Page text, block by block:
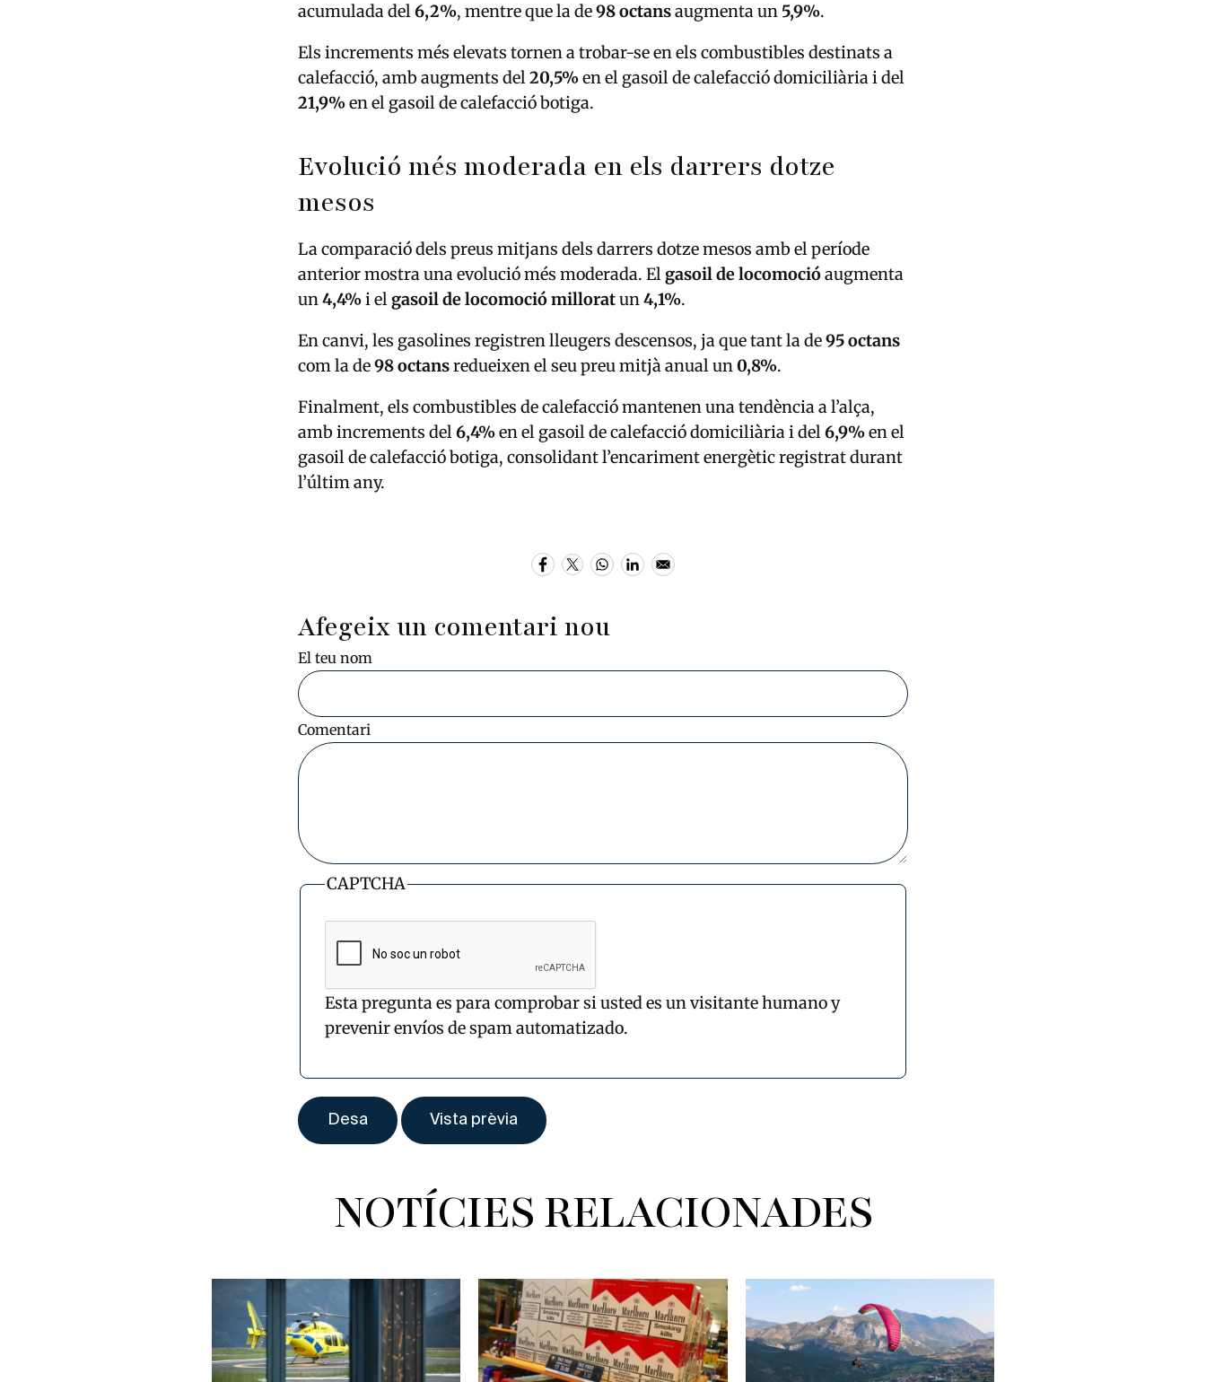
acumulada del6,2%, mentre que la de98 octansaugmenta un 5,9%.
Els increments més elevats tornen a trobar-se en els combustibles destinats a
calefacció, amb augments del20,5%en el gasoil de calefacció domiciliària i del
21,9%en el gasoil de calefacció botiga.
Evolució més moderada en els darrers dotze
mesos
La comparació dels preus mitjans dels darrers dotze mesos amb el període
anterior mostra una evolució més moderada. Elgasoil de locomocióaugmenta
un4,4%i elgasoil de locomoció milloratun4,1%.
En canvi, les gasolines registren lleugers descensos, ja que tant la de95 octans
com la de98 octansredueixen el seu preu mitjà anual un0,8%.
Finalment, els combustibles de calefacció mantenen una tendència a l’alça,
amb increments del6,4%en el gasoil de calefacció domiciliària i del6,9%en el
gasoil de calefacció botiga, consolidant l’encariment energètic registrat durant
l’últim any.
Afegeix un comentari nou
El teu nom
Comentari
CAPTCHA
Esta pregunta es para comprobar si usted es un visitante humano y
prevenir envíos de spam automatizado.
NOTÍCIES RELACIONADES